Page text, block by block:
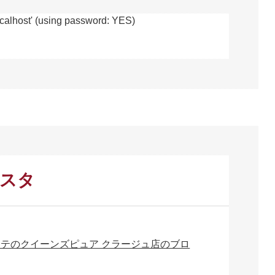
(using password: YES)
タ
のクイーンズピュア クラージュ店のブロ